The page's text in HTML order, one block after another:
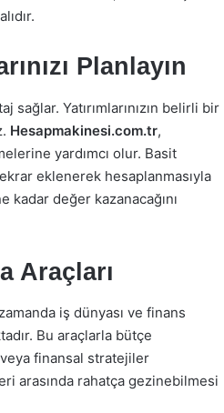
Planlayın
sağlar. Yatırımlarınızın belirli bir
Hesapmakinesi.com.tr,
yardımcı olur. Basit
eklenerek hesaplanmasıyla
kadar değer kazanacağını
Araçları
iş dünyası ve finans
Bu araçlarla bütçe
finansal stratejiler
arasında rahatça gezinebilmesi